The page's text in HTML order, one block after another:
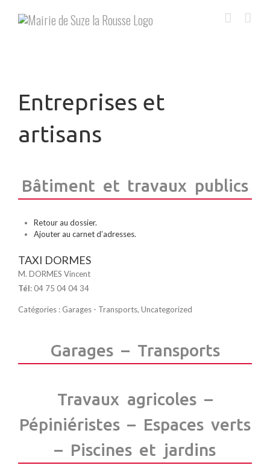
Entreprises et
artisans
Bâtiment et travaux publics
Retour au dossier.
Ajouter au carnet d’adresses.
TAXI DORMES
M. DORMES Vincent
Tél: 04 75 04 04 34
Catégories : Garages - Transports, Uncategorized
Garages – Transports
Travaux agricoles –
Pépiniéristes – Espaces verts
– Piscines et jardins